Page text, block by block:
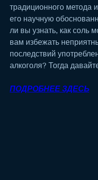
традиционного метода
его научную
ли вы узнать, как соль
вам избежать
последствий
алкоголя? Тогда
ПОДРОБНЕЕ ЗДЕСЬ